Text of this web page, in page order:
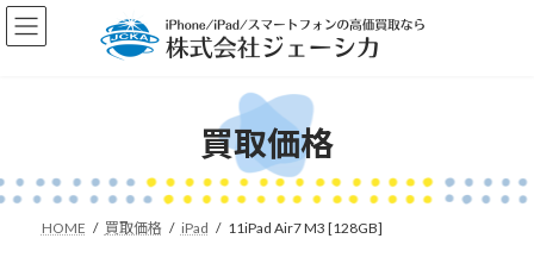
コ
ン
キ
ッ
ナ
ビ
に
移
買取価格
HOME 買取価格 iPad 11iPad Air7 M3 [128GB]